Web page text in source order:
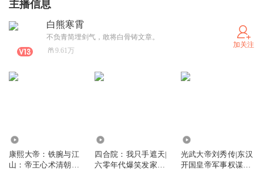
主播信息
白熊寒霄
不负青简埋剑气，敢将白骨铸文章。
9.61万
加关注
康熙大帝：铁腕与江
山：帝王心术清朝康
四合院：我只手遮天|
六零年代爆笑发家致
光武大帝刘秀传|东汉
开国皇帝军事权谋星